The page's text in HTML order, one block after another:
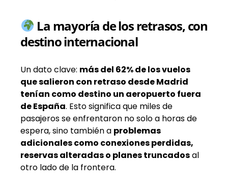
La mayoría de los retrasos, con
destino internacional
Un dato clave: más del 62% de los vuelos
que salieron con retraso desde Madrid
tenían como destino un aeropuerto fuera
de España. Esto significa que miles de
pasajeros se enfrentaron no solo a horas de
espera, sino también a problemas
adicionales como conexiones perdidas,
reservas alteradas o planes truncadosal
otro lado de la frontera.